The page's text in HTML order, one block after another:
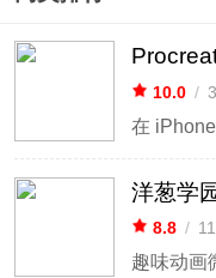
10.0 /
在
洋葱学
8.8 /